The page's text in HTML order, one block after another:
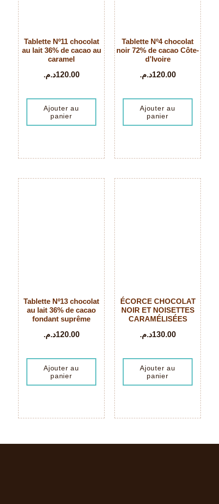
Tablette Nº11 chocolat
au lait 36% de cacao au
caramel
120.00د.م.
Ajouter au
panier
Tablette Nº4 chocolat
noir 72% de cacao Côte-
d’Ivoire
120.00د.م.
Ajouter au
panier
Tablette Nº13 chocolat
au lait 36% de cacao
fondant suprême
120.00د.م.
Ajouter au
panier
ÉCORCE CHOCOLAT
NOIR ET NOISETTES
CARAMÉLISÉES
130.00د.م.
Ajouter au
panier